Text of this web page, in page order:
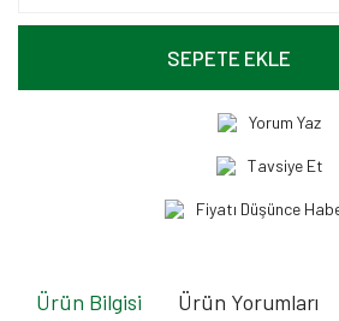
SEPETE EKLE
Yorum Yaz
Tavsiye Et
Fiyatı Düşünce
Ürün Bilgisi Ürün Yorumları